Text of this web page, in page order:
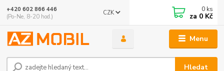
Menu
CZK
Hledat
+420 602 866 446
(Po-Ne, 8-20 hod.)
0 ks
za 0 Kč